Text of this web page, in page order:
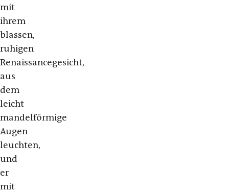
mit
ihrem
blassen,
ruhigen
Renaissancegesicht,
aus
dem
leicht
mandelförmige
Augen
leuchten,
und
er
mit